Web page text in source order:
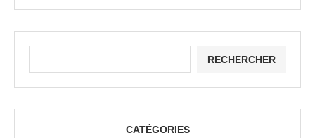
RECHERCHER
CATÉGORIES